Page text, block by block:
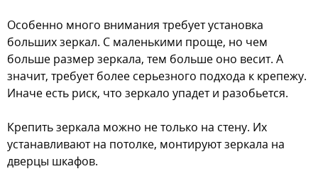
Особенно много внимания требует установка
больших зеркал. С маленькими проще, но чем
больше размер зеркала, тем больше оно весит. А
значит, требует более серьезного подхода к крепежу.
Иначе есть риск, что зеркало упадет и разобьется.
Крепить зеркала можно не только на стену. Их
устанавливают на потолке, монтируют зеркала на
дверцы шкафов.